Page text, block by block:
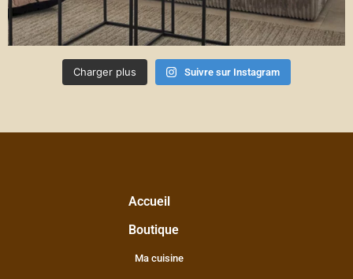
Charger plus Suivre sur Instagram
Accueil
Boutique
Ma cuisine